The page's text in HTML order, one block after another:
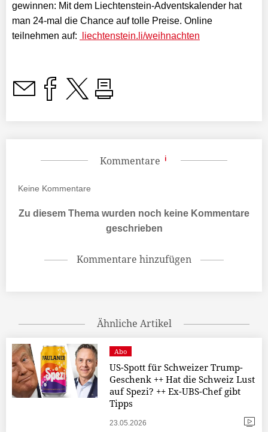
gewinnen: Mit dem Liechtenstein-Adventskalender hat
man 24-mal die Chance auf tolle Preise. Online
teilnehmen auf:
liechtenstein.li/weihnachten
Kommentare
Keine Kommentare
Zu diesem Thema wurden noch keine Kommentare
geschrieben
Kommentare hinzufügen
Ähnliche Artikel
Abo
US-Spott für Schweizer Trump-
Geschenk ++ Hat die Schweiz Lust
auf Spezi? ++ Ex-UBS-Chef gibt
Tipps
23.05.2026